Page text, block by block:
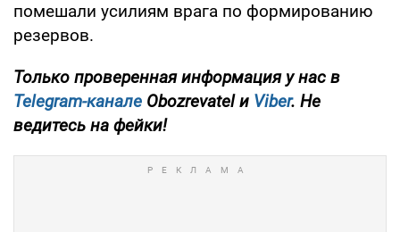
помешали усилиям врага по формированию
резервов.
Только проверенная информация у нас в
Telegram-канале Obozrevatel и Viber. Не
ведитесь на фейки!